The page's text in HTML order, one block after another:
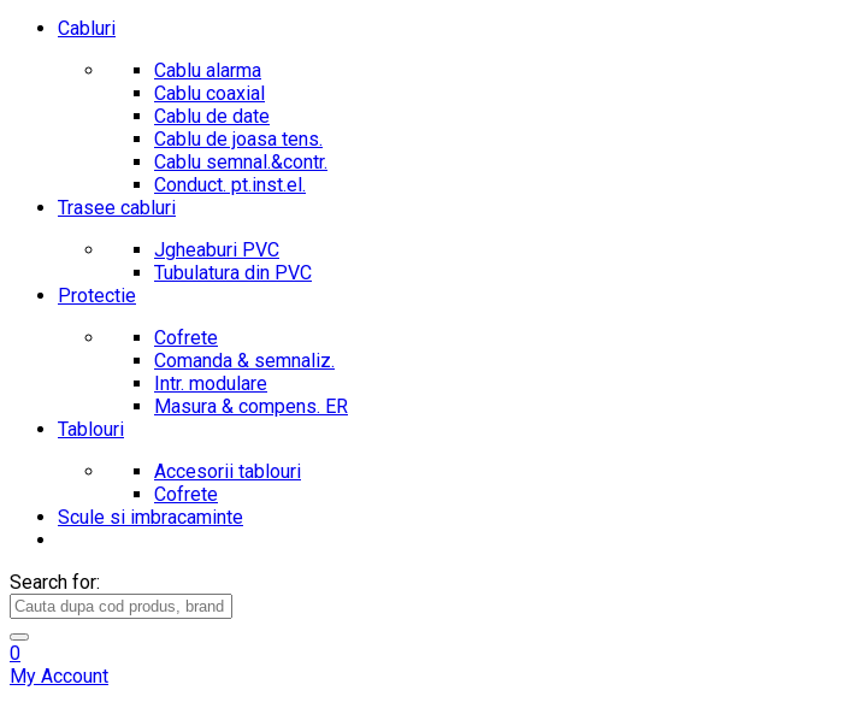
Cabluri
Cablu alarma
Cablu coaxial
Cablu de date
Cablu de joasa tens.
Cablu semnal.&contr.
Conduct. pt.inst.el.
Trasee cabluri
Jgheaburi PVC
Tubulatura din PVC
Protectie
Cofrete
Comanda & semnaliz.
Intr. modulare
Masura & compens. ER
Tablouri
Accesorii tablouri
Cofrete
Scule si imbracaminte
Search for:
0
My Account